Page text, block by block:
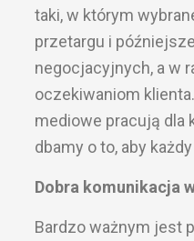
taki, w którym
przetargu i
negocjacyjnych, a w
oczekiwaniom
mediowe pracują dla
dbamy o to, aby
Dobra komunikacja
Bardzo ważnym jest